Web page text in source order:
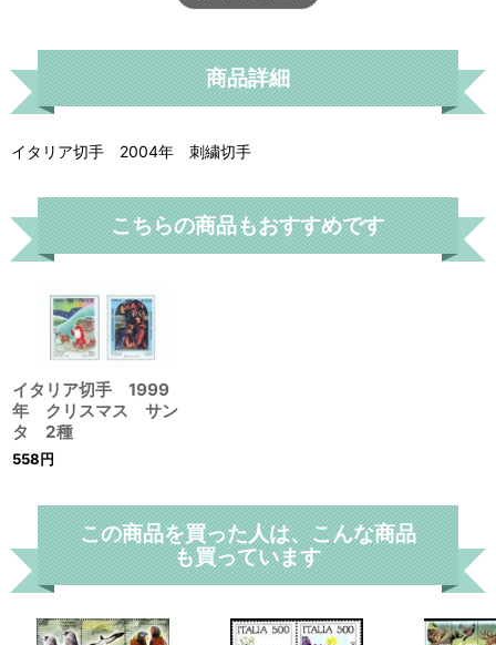
商品詳細
イタリア切手 2004年 刺繍切手
こちらの商品もおすすめです
イタリア切手 1999
年 クリスマス サン
タ 2種
558円
この商品を買った人は、こんな商品
も買っています